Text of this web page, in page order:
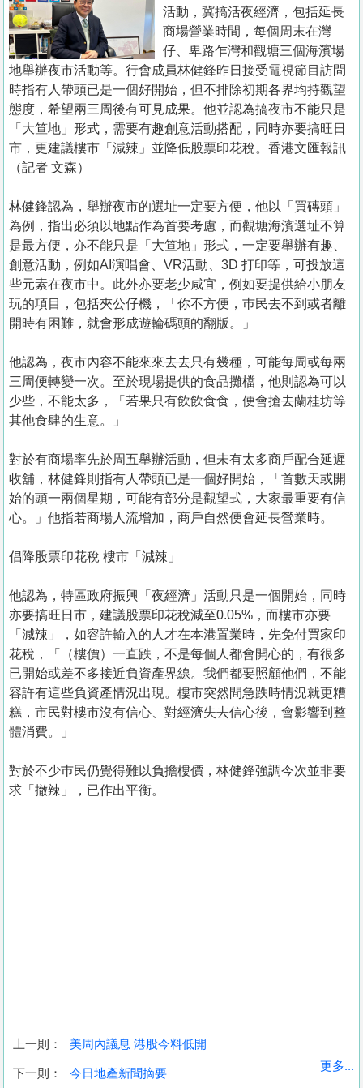
置
業
手
冊
關
於
我
們
收
活動，冀搞活夜經濟，包括延長
商場營業時間，每個周末在灣
仔、卑路乍灣和觀塘三個海濱場
地舉辦夜市活動等。行會成員林健鋒昨日接受電視節目訪問
時指有人帶頭已是一個好開始，但不排除初期各界均持觀望
態度，希望兩三周後有可見成果。他並認為搞夜市不能只是
「大笪地」形式，需要有趣創意活動搭配，同時亦要搞旺日
市，更建議樓市「減辣」並降低股票印花稅。香港文匯報訊
（記者 文森）
林健鋒認為，舉辦夜市的選址一定要方便，他以「買磚頭」
為例，指出必須以地點作為首要考慮，而觀塘海濱選址不算
是最方便，亦不能只是「大笪地」形式，一定要舉辦有趣、
創意活動，例如AI演唱會、VR活動、3D 打印等，可投放這
些元素在夜市中。此外亦要老少咸宜，例如要提供給小朋友
玩的項目，包括夾公仔機，「你不方便，巿民去不到或者離
開時有困難，就會形成遊輪碼頭的翻版。」
他認為，夜市內容不能來來去去只有幾種，可能每周或每兩
三周便轉變一次。至於現場提供的食品攤檔，他則認為可以
少些，不能太多，「若果只有飲飲食食，便會搶去蘭桂坊等
其他食肆的生意。」
對於有商場率先於周五舉辦活動，但未有太多商戶配合延遲
收舖，林健鋒則指有人帶頭已是一個好開始，「首數天或開
始的頭一兩個星期，可能有部分是觀望式，大家最重要有信
心。」他指若商場人流增加，商戶自然便會延長營業時。
倡降股票印花稅 樓市「減辣」
他認為，特區政府振興「夜經濟」活動只是一個開始，同時
亦要搞旺日市，建議股票印花稅減至0.05%，而樓市亦要
「減辣」，如容許輸入的人才在本港置業時，先免付買家印
花稅，「（樓價）一直跌，不是每個人都會開心的，有很多
已開始或差不多接近負資產界線。我們都要照顧他們，不能
容許有這些負資產情況出現。樓市突然間急跌時情況就更糟
糕，市民對樓市沒有信心、對經濟失去信心後，會影響到整
體消費。」
對於不少巿民仍覺得難以負擔樓價，林健鋒強調今次並非要
求「撤辣」，已作出平衡。
上一則： 美周內議息 港股今料低開
下一則： 今日地產新聞摘要
更多...